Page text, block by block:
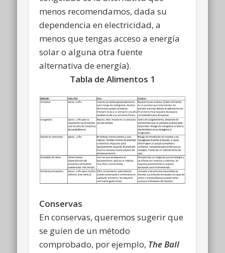
menos recomendamos, dada su
dependencia en electricidad, a
menos que tengas acceso a energía
solar o alguna otra fuente
alternativa de energía).
Tabla de Alimentos 1
Conservas
En conservas, queremos sugerir que
se guíen de un método
comprobado, por ejemplo, The Ball